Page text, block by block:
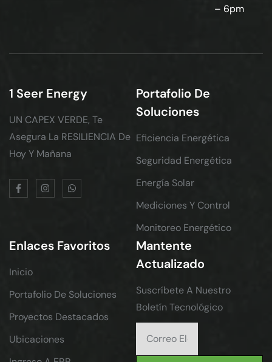
– 6pm
1 Seer Energy
UN CAPEX VERDE, Te
Asegura La RESILIENCIA De
Hoy Y Mañana
Portafolio De
Soluciones
Eficiencia Energética
Seguridad Energética
Energía Solar
Mediciones Y Control
Monitoreo Energético
Enlaces Favoritos
Inicio
Portafolio De Soluciones
Proyectos Destacados
Ubicaciones
Mantente
Actualizado
Suscríbete A Nuestro
Boletín Tecnológico